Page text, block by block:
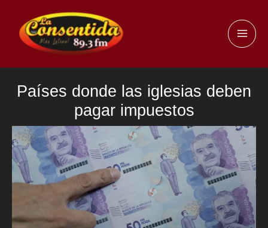
contenido
Países donde las iglesias deben
pagar impuestos